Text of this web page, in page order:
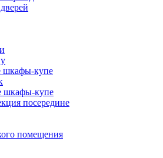
шкафы-купе
шкафы-купе
посередине
помещения